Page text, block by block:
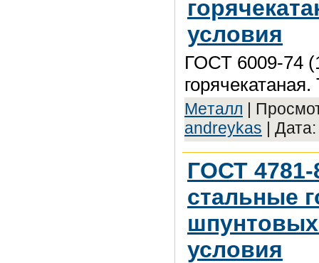
условия
ГОСТ 6009-74
Meтaлл |
andreykas |
ГОСТ
стальные
шпунтовых
условия